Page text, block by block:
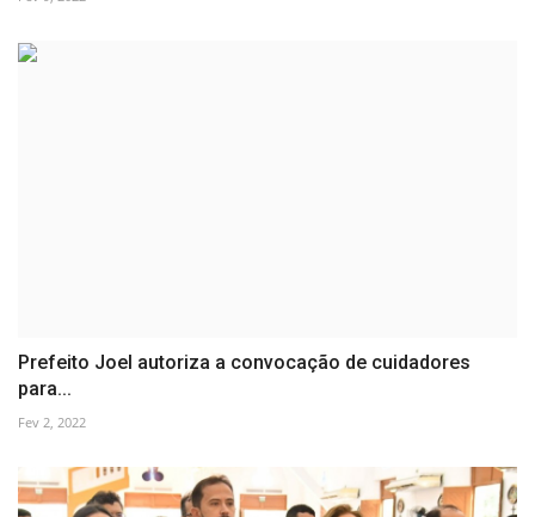
Prefeito Joel autoriza a convocação de cuidadores
para...
Fev 2, 2022